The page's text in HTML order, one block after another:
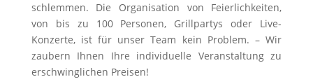
schlemmen. Die Organisation von Feierlichkeiten,
von bis zu 100 Personen, Grillpartys oder Live-
Konzerte, ist für unser Team kein Problem. – Wir
zaubern Ihnen Ihre individuelle Veranstaltung zu
erschwinglichen Preisen!